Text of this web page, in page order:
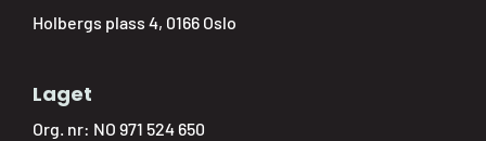
Holbergs plass 4, 0166 Oslo
Laget
Org. nr: NO 971 524 650